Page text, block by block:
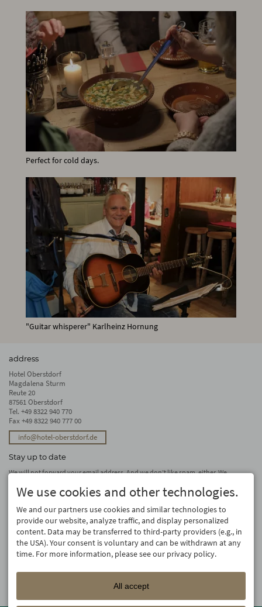
Perfect for cold days.
"Guitar whisperer" Karlheinz Hornung
address
Hotel Oberstdorf
Magdalena Sturm
Reute 20
87561 Oberstdorf
Tel. +49 8322 940 770
Fax +49 8322 940 777 00
info@hotel-oberstdorf.de
Stay up to date
We will not forward your email address. And we don’t like spam, either. We
We use cookies and other technologies.
We and our partners use cookies and similar technologies to
provide our website, analyze traffic, and display personalized
content. Data may be transferred to third-party providers (e.g., in
the USA). Your consent is voluntary and can be withdrawn at any
time. For more information, please see our privacy policy.
All accept